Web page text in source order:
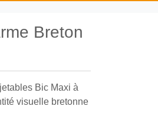
Breton
Bic Maxi à
visuelle bretonne